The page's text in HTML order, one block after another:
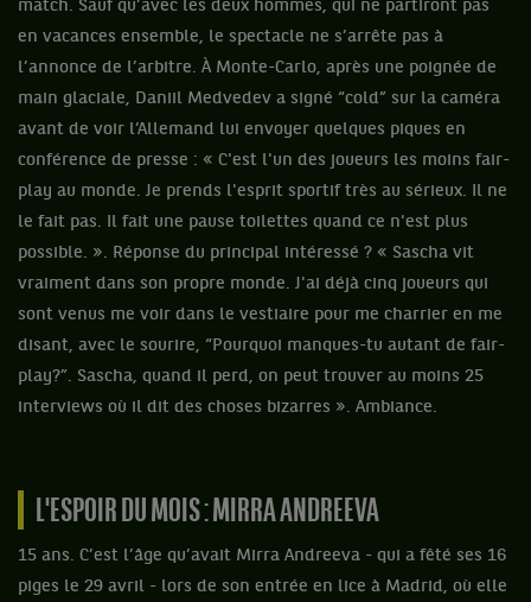
match. Sauf qu’avec les deux hommes, qui ne partiront pas
en vacances ensemble, le spectacle ne s’arrête pas à
l’annonce de l’arbitre. À Monte-Carlo, après une poignée de
main glaciale, Daniil Medvedev a signé “cold” sur la caméra
avant de voir l’Allemand lui envoyer quelques piques en
conférence de presse : « C'est l'un des joueurs les moins fair-
play au monde. Je prends l'esprit sportif très au sérieux. Il ne
le fait pas. Il fait une pause toilettes quand ce n'est plus
possible. ». Réponse du principal intéressé ? « Sascha vit
vraiment dans son propre monde. J'ai déjà cinq joueurs qui
sont venus me voir dans le vestiaire pour me charrier en me
disant, avec le sourire, “Pourquoi manques-tu autant de fair-
play?”. Sascha, quand il perd, on peut trouver au moins 25
interviews où il dit des choses bizarres ». Ambiance.
L'ESPOIR DU MOIS : MIRRA ANDREEVA
15 ans. C’est l’âge qu’avait Mirra Andreeva - qui a fêté ses 16
piges le 29 avril - lors de son entrée en lice à Madrid, où elle